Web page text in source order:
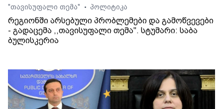
"თავისუფალი თემა"
• პოლიტიკა
რეგიონში არსებული პრობლემები და გამოწვევები
- გადაცემა ,,თავისუფალი თემა". სტუმარი: საბა
ბულისკერია